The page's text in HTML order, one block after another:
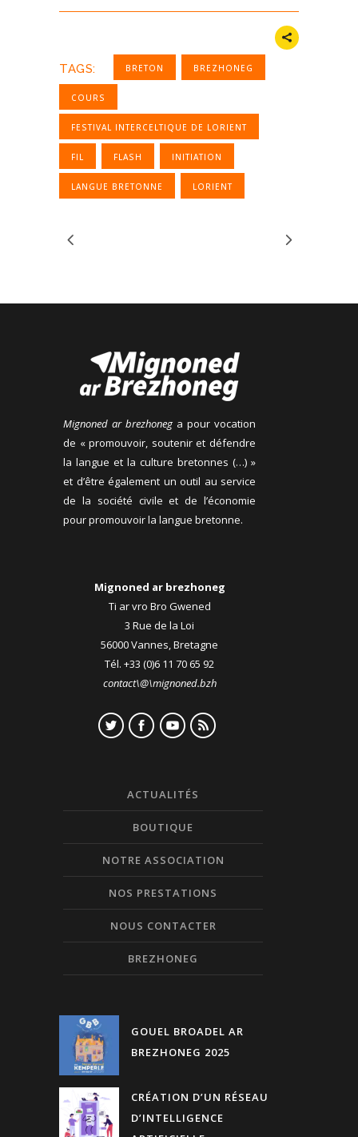
TAGS: BRETON BREZHONEG
COURS
FESTIVAL INTERCELTIQUE DE LORIENT
FIL FLASH INITIATION
LANGUE BRETONNE LORIENT
Mignoned ar brezhoneg a pour vocation
de « promouvoir, soutenir et défendre
la langue et la culture bretonnes (…) »
et d’être également un outil au service
de la société civile et de l’économie
pour promouvoir la langue bretonne.
Mignoned ar brezhoneg
Ti ar vro Bro Gwened
3 Rue de la Loi
56000 Vannes, Bretagne
Tél. +33 (0)6 11 70 65 92
contact\@\mignoned.bzh
ACTUALITÉS
BOUTIQUE
NOTRE ASSOCIATION
NOS PRESTATIONS
NOUS CONTACTER
BREZHONEG
GOUEL BROADEL AR
BREZHONEG 2025
CRÉATION D’UN RÉSEAU
D’INTELLIGENCE